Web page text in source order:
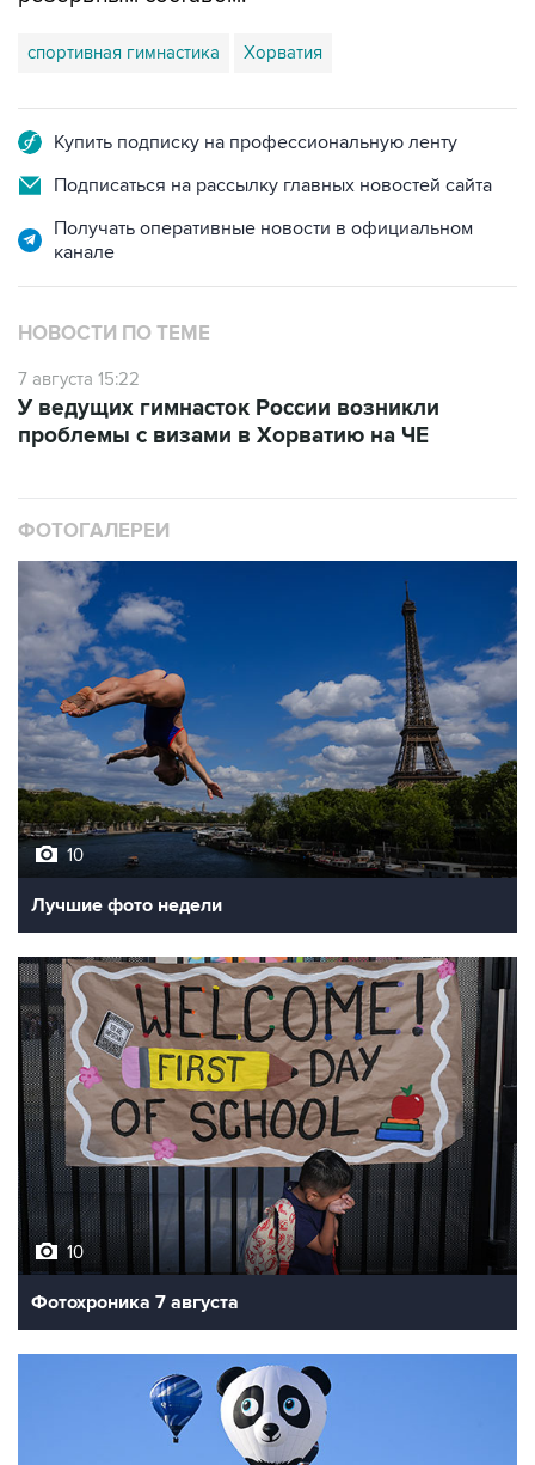
спортивная гимнастика Хорватия
Купить подписку на профессиональную ленту
Подписаться на рассылку главных новостей сайта
Получать оперативные новости в официальном
канале
НОВОСТИ ПО ТЕМЕ
7 августа 15:22
У ведущих гимнасток России возникли
проблемы с визами в Хорватию на ЧЕ
ФОТОГАЛЕРЕИ
10
Лучшие фото недели
10
Фотохроника 7 августа